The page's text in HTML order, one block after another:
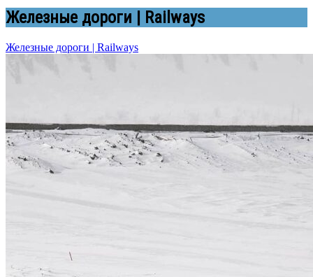
Железные дороги | Railways
Железные дороги | Railways